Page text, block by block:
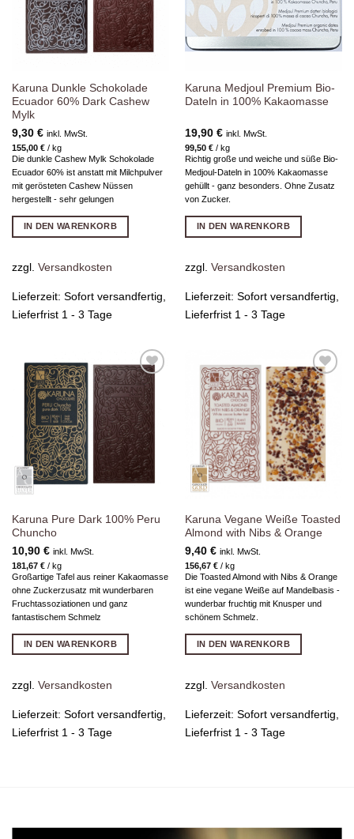
Karuna Dunkle Schokolade
Ecuador 60% Dark Cashew
Mylk
9,30 € inkl. MwSt.
155,00 €/ kg
Die dunkle Cashew Mylk Schokolade
Ecuador 60% ist anstatt mit Milchpulver
mit gerösteten Cashew Nüssen
hergestellt - sehr gelungen
IN DEN WARENKORB
zzgl. Versandkosten
Lieferzeit: Sofort versandfertig,
Lieferfrist 1 - 3 Tage
Karuna Medjoul Premium Bio-
Dateln in 100% Kakaomasse
19,90 € inkl. MwSt.
99,50 €/ kg
Richtig große und weiche und süße Bio-
Medjoul-Dateln in 100% Kakaomasse
gehüllt - ganz besonders. Ohne Zusatz
von Zucker.
IN DEN WARENKORB
zzgl. Versandkosten
Lieferzeit: Sofort versandfertig,
Lieferfrist 1 - 3 Tage
Zur
Wunschliste
hinzufügen
Karuna Pure Dark 100% Peru
Chuncho
10,90 € inkl. MwSt.
181,67 €/ kg
Großartige Tafel aus reiner Kakaomasse
ohne Zuckerzusatz mit wunderbaren
Fruchtassoziationen und ganz
fantastischem Schmelz
IN DEN WARENKORB
zzgl. Versandkosten
Lieferzeit: Sofort versandfertig,
Lieferfrist 1 - 3 Tage
Zur
Wunschliste
hinzufügen
Karuna Vegane Weiße Toasted
Almond with Nibs & Orange
9,40 € inkl. MwSt.
156,67 €/ kg
Die Toasted Almond with Nibs & Orange
ist eine vegane Weiße auf Mandelbasis -
wunderbar fruchtig mit Knusper und
schönem Schmelz.
IN DEN WARENKORB
zzgl. Versandkosten
Lieferzeit: Sofort versandfertig,
Lieferfrist 1 - 3 Tage